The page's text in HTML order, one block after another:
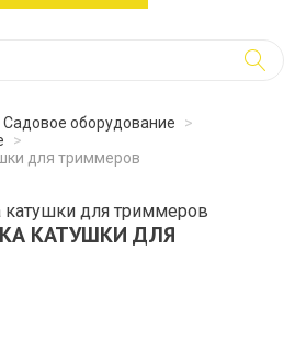
Садовое оборудование
>
>
для триммеров
КАТУШКИ ДЛЯ